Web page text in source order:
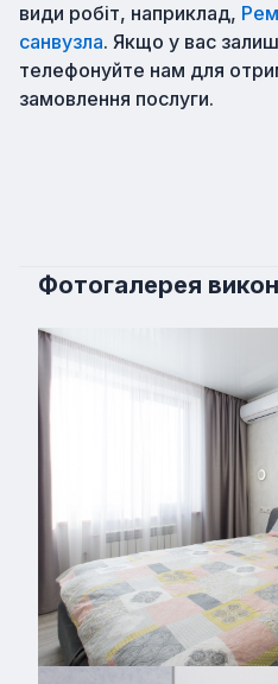
види робіт, наприклад,
санвузла. Якщо у вас
телефонуйте нам для
замовлення послуги.
Фотогалерея